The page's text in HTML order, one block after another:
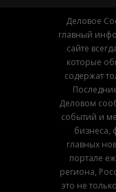
Деловое
главный
сайте
которые
содержат
Деловом
событий и
бизнеса,
главных
портале
региона,
это не